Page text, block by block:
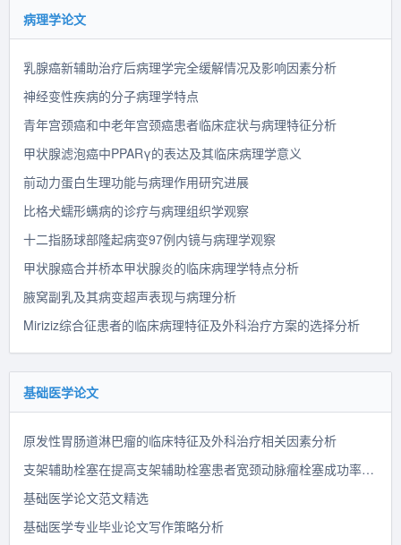
病理学论文
乳腺癌新辅助治疗后病理学完全缓解情况及影响因素分析
神经变性疾病的分子病理学特点
青年宫颈癌和中老年宫颈癌患者临床症状与病理特征分析
甲状腺滤泡癌中PPARγ的表达及其临床病理学意义
前动力蛋白生理功能与病理作用研究进展
比格犬蠕形螨病的诊疗与病理组织学观察
十二指肠球部隆起病变97例内镜与病理学观察
甲状腺癌合并桥本甲状腺炎的临床病理学特点分析
腋窝副乳及其病变超声表现与病理分析
Miriziz综合征患者的临床病理特征及外科治疗方案的选择分析
基础医学论文
原发性胃肠道淋巴瘤的临床特征及外科治疗相关因素分析
支架辅助栓塞在提高支架辅助栓塞患者宽颈动脉瘤栓塞成功率中的作用研究
基础医学论文范文精选
基础医学专业毕业论文写作策略分析